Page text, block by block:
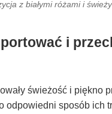
z białymi różami i
i
świeżość i piękno
odpowiedni sposób ich